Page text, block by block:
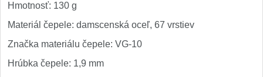
Hmotnosť: 130 g
Materiál čepele: damscenská oceľ, 67 vrstiev
Značka materiálu čepele: VG-10
Hrúbka čepele: 1,9 mm